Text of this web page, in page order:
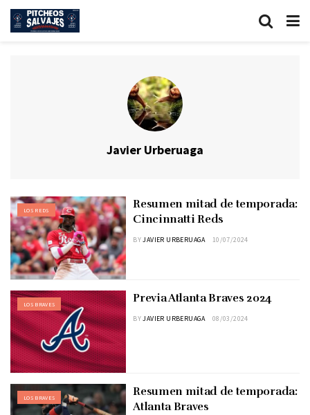
Javier Urberuaga
LOS REDS
Resumen mitad de temporada:
Cincinnatti Reds
BYJAVIER URBERUAGA 10/07/2024
LOS BRAVES Previa Atlanta Braves 2024
BYJAVIER URBERUAGA 08/03/2024
LOS BRAVES
Resumen mitad de temporada:
Atlanta Braves